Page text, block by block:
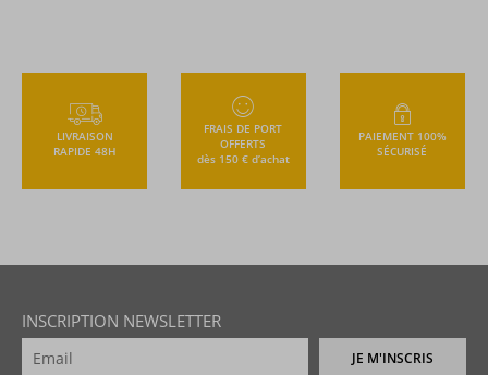
LIVRAISON
RAPIDE 48H
FRAIS DE PORT
OFFERTS
dès 150 € d’achat
PAIEMENT 100%
SÉCURISÉ
INSCRIPTION NEWSLETTER
JE M'INSCRIS